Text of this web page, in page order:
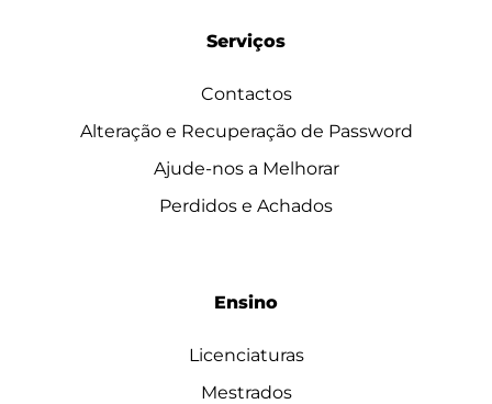
Serviços
Contactos
Alteração e Recuperação de Password
Ajude-nos a Melhorar
Perdidos e Achados
Ensino
Licenciaturas
Mestrados